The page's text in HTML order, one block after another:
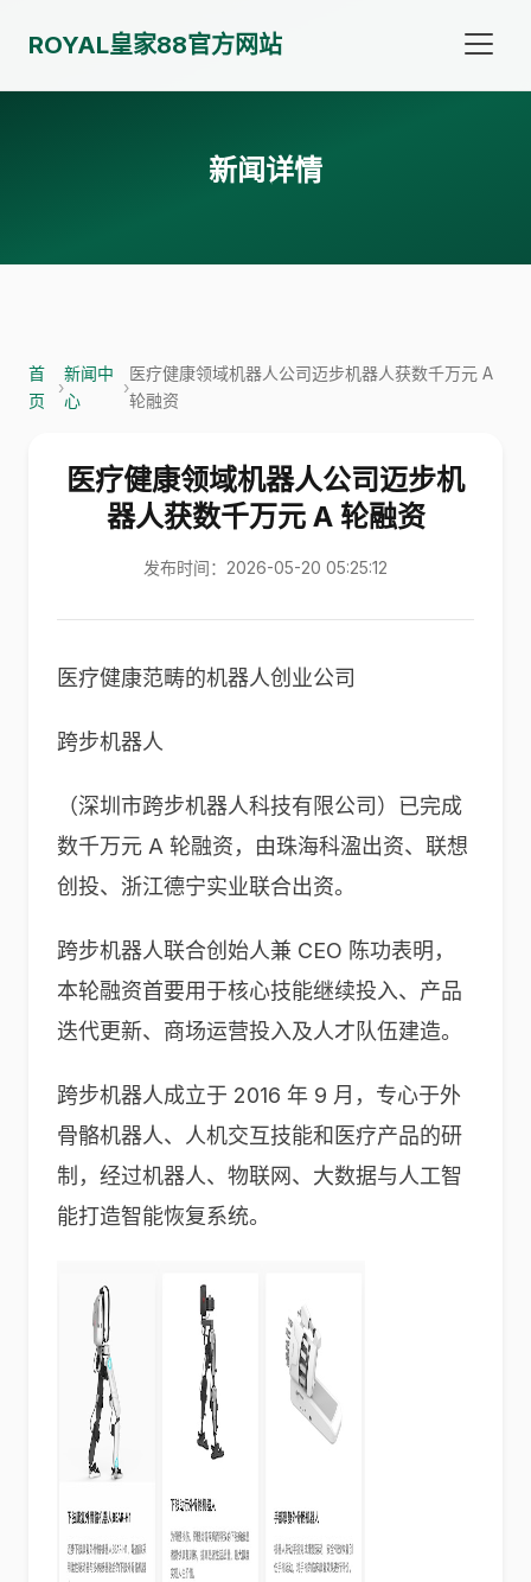
ROYAL皇家88官方网站
新闻详情
首
页
›
新闻中
心
›
医疗健康领域机器人公司迈步机器人获数千万元 A
轮融资
医疗健康领域机器人公司迈步机
器人获数千万元 A 轮融资
发布时间：2026-05-20 05:25:12
医疗健康范畴的机器人创业公司
跨步机器人
（深圳市跨步机器人科技有限公司）已完成
数千万元 A 轮融资，由珠海科溋出资、联想
创投、浙江德宁实业联合出资。
跨步机器人联合创始人兼 CEO 陈功表明，
本轮融资首要用于核心技能继续投入、产品
迭代更新、商场运营投入及人才队伍建造。
跨步机器人成立于 2016 年 9 月，专心于外
骨骼机器人、人机交互技能和医疗产品的研
制，经过机器人、物联网、大数据与人工智
能打造智能恢复系统。